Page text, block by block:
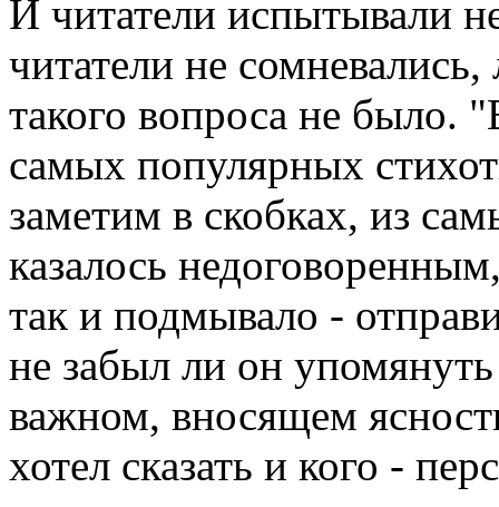
И читатели испытывали
читатели не
такого вопроса не было.
самых популярных
заметим в скобках, из
казалось
так и подмывало -
не забыл ли он
важном, вносящем
хотел сказать и кого -